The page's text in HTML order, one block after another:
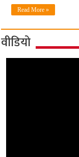
Read More »
वीडियो